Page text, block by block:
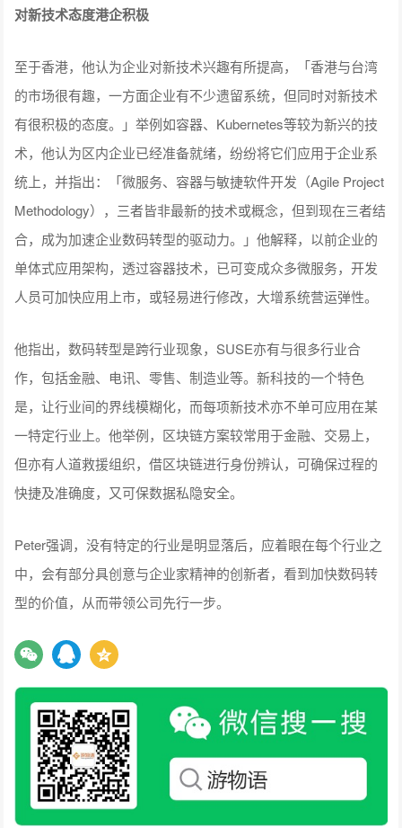
对新技术态度港企积极
至于香港，他认为企业对新技术兴趣有所提高，「香港与台湾
的市场很有趣，一方面企业有不少遗留系统，但同时对新技术
有很积极的态度。」举例如容器、Kubernetes等较为新兴的技
术，他认为区内企业已经准备就绪，纷纷将它们应用于企业系
统上，并指出：「微服务、容器与敏捷软件开发（Agile Project
Methodology），三者皆非最新的技术或概念，但到现在三者结
合，成为加速企业数码转型的驱动力。」他解释，以前企业的
单体式应用架构，透过容器技术，已可变成众多微服务，开发
人员可加快应用上市，或轻易进行修改，大增系统营运弹性。
他指出，数码转型是跨行业现象，SUSE亦有与很多行业合
作，包括金融、电讯、零售、制造业等。新科技的一个特色
是，让行业间的界线模糊化，而每项新技术亦不单可应用在某
一特定行业上。他举例，区块链方案较常用于金融、交易上，
但亦有人道救援组织，借区块链进行身份辨认，可确保过程的
快捷及准确度，又可保数据私隐安全。
Peter强调，没有特定的行业是明显落后，应着眼在每个行业之
中，会有部分具创意与企业家精神的创新者，看到加快数码转
型的价值，从而带领公司先行一步。